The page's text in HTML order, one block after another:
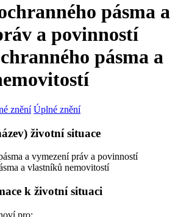
pásma a
a povinností
pásma a
znění Úplné znění
životní situace
a vymezení práv a povinností
a vlastníků nemovitostí
k životní situaci
pro: